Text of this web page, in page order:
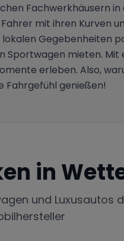
Fachwerkhäusern
mit ihren Kurven
Gegebenheiten
mieten.
erleben. Also,
Fahrgefühl genießen!
in
und Luxusautos